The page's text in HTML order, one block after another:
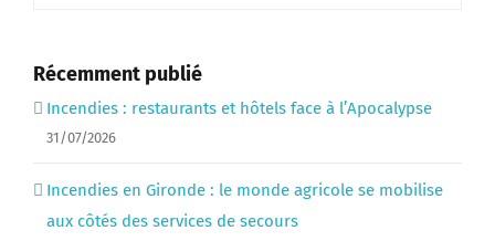
Récemment publié
Incendies : restaurants et hôtels face à l’Apocalypse
31/07/2026
Incendies en Gironde : le monde agricole se mobilise
aux côtés des services de secours